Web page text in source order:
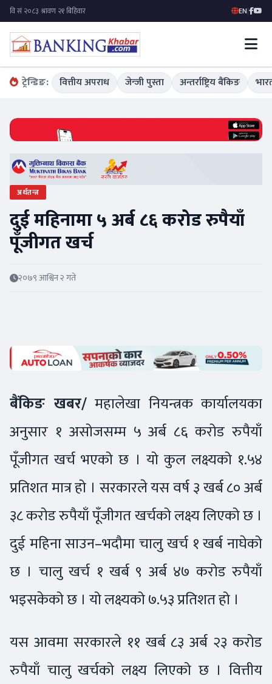
EN|
ट्रेन्डिङ: वित्तीय अपराध जेन्जी पुस्ता अन्तर्राष्ट्रिय बैंकिङ
अर्थतन्त्र
दुई महिनामा ५ अर्ब ८६ करोड रुपैयाँ
पूँजीगत खर्च
२०७९ आश्विन २ गते
बैंकिङ खबर/महालेखा नियन्त्रक कार्यालयका
अनुसार १ असोजसम्म ५ अर्ब ८६ करोड रुपैयाँ
पूँजीगत खर्च भएको छ । यो कुल लक्ष्यको १.५४
प्रतिशत मात्र हो । सरकारले यस वर्ष ३ खर्ब ८० अर्ब
३८ करोड रुपैयाँ पूँजीगत खर्चको लक्ष्य लिएको छ ।
दुई महिना साउन–भदौमा चालु खर्च १ खर्ब नाघेको
छ । चालु खर्च १ खर्ब ९ अर्ब ४७ करोड रुपैयाँ
भइसकेको छ । यो लक्ष्यको ७.५३ प्रतिशत हो ।
यस आवमा सरकारले ११ खर्ब ८३ अर्ब २३ करोड
रुपैयाँ चालु खर्चको लक्ष्य लिएको छ । वित्तीय